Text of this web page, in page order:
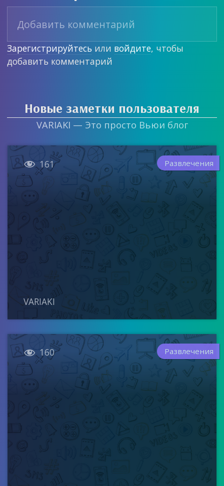
Зарегистрируйтесь или войдите, чтобы
добавить комментарий
Новые заметки пользователя
VARIAKI — Это просто Вьюи блог
 161 Развлечения
VARIAKI
 160 Развлечения